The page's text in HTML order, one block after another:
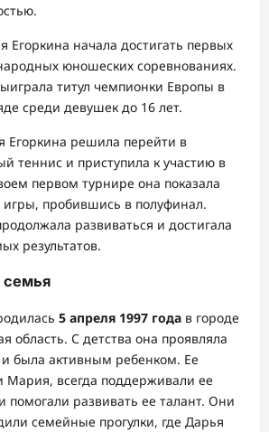
Егоркина начала достигать первых
юношеских соревнованиях.
титул чемпионки Европы в
среди девушек до 16 лет.
Егоркина решила перейти в
теннис и приступила к участию в
первом турнире она показала
игры, пробившись в полуфинал.
развиваться и достигала
результатов.
семья
5 апреля 1997 года в городе
область. С детства она проявляла
и была активным ребенком. Ее
Мария, всегда поддерживали ее
помогали развивать ее талант. Они
семейные прогулки, где Дарья